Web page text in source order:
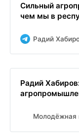
Сильный
чем мы в
Радий
Радий
Молодёжная